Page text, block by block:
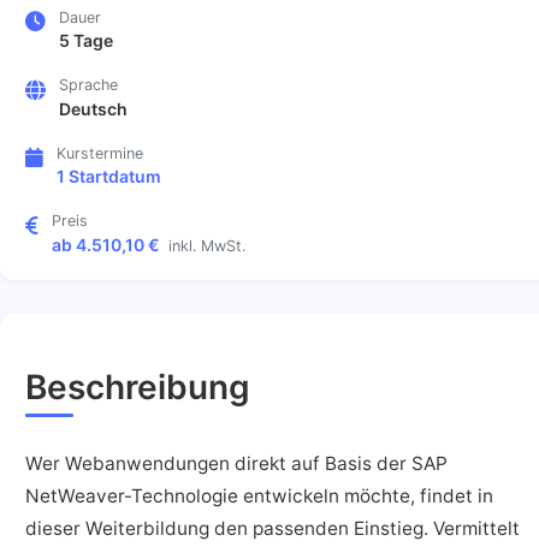
Dauer
5 Tage
Sprache
Deutsch
Kurstermine
1 Startdatum
Preis
ab 4.510,10 € inkl. MwSt.
Beschreibung
Wer Webanwendungen direkt auf Basis der SAP
NetWeaver-Technologie entwickeln möchte, findet in
dieser Weiterbildung den passenden Einstieg. Vermittelt